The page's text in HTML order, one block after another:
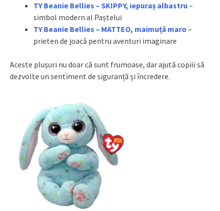
TY Beanie Bellies – SKIPPY, iepuraș albastru –
simbol modern al Paștelui
TY Beanie Bellies – MATTEO, maimuță maro –
prieten de joacă pentru aventuri imaginare
Aceste plușuri nu doar că sunt frumoase, dar ajută copiii să
dezvolte un sentiment de siguranță și încredere.